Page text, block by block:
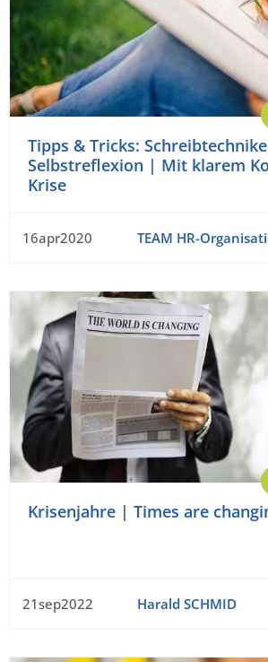
Tipps & Tricks:
Selbstreflexion | Mit klarem
Krise
16apr2020 TEAM HR-
Krisenjahre | Times are
21sep2022 Harald SCHMID